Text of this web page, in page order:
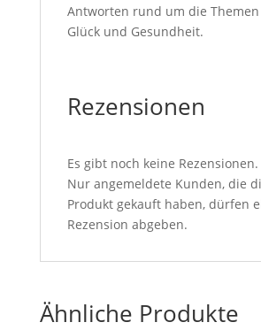
Antworten rund um die Themen
Glück und Gesundheit.
Rezensionen
Es gibt noch keine Rezensionen.
Nur angemeldete Kunden, die
Produkt gekauft haben, dürfen
Rezension abgeben.
Ähnliche Produkte